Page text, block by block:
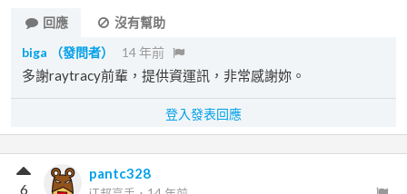
回應
沒有幫助
biga
（發問者） 14 年前
多謝raytracy前輩，提供資運訊，非常感謝妳。
登入發表回應
pantc328
6